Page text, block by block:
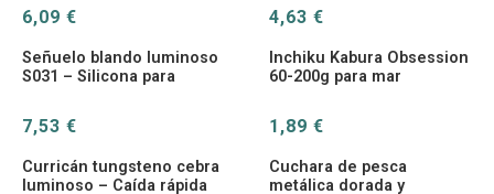
6,09 € 4,63 €
Señuelo blando luminoso
S031 – Silicona para
7,53 €
Inchiku Kabura Obsession
60-200g para mar
1,89 €
Curricán tungsteno cebra
luminoso – Caída rápida
Cuchara de pesca
metálica dorada y